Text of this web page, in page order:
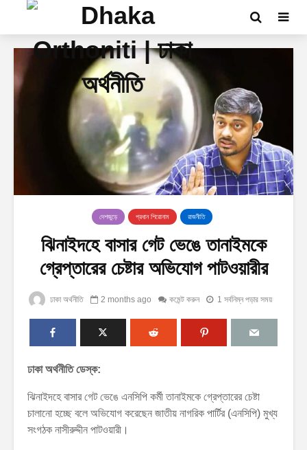
দেশজুড়ে প্রধান শিরোনাম রাজনীতি
ঝিনাইদহে বাসার গেট ভেঙে তানাইমকে
গ্রেপ্তারের চেষ্টার অভিযোগ পাটওয়ারীর
ঢাকা অর্থনীতি 2 months ago কমেন্ট করুন 1 সর্বনিম্ন পড়ার সময়
ঢাকা অর্থনীতি ডেস্ক:
ঝিনাইদহে বাসার গেট ভেঙে এনসিপি কর্মী তানাইমকে গ্রেপ্তারের চেষ্টা
চালানো হচ্ছে বলে অভিযোগ করেছেন জাতীয় নাগরিক পার্টির (এনসিপি) মুখ্য
সংগঠক নাসীরুদ্দীন পাটওয়ারী।